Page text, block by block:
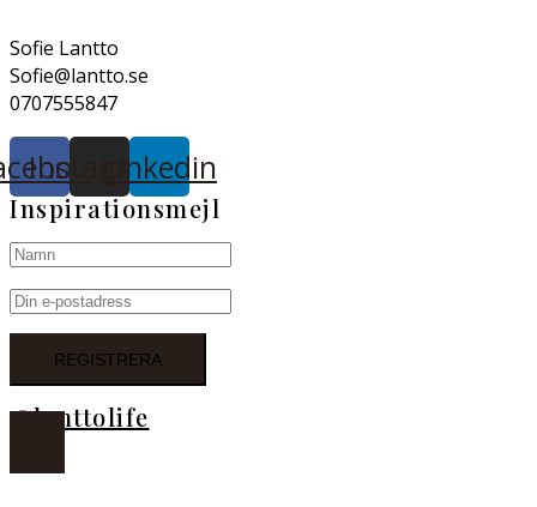
Sofie Lantto
Sofie@lantto.se
0707555847
InstagramLinkedin
Inspirationsmejl
@lanttolife